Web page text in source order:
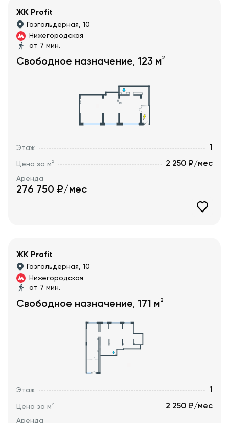
ЖК Profit
Газгольдерная, 10
Нижегородская
от 7 мин.
Свободное назначение, 123 м2
Этаж 1
Цена за м2 2 250 ₽/мес
Аренда
276 750 ₽/мес
ЖК Profit
Газгольдерная, 10
Нижегородская
от 7 мин.
Свободное назначение 171 м2
Этаж 1
Цена за м2 2 250 ₽/мес
Аренда